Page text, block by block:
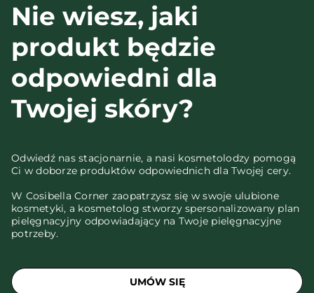
Nie wiesz, jaki
produkt będzie
odpowiedni dla
Twojej skóry?
Odwiedź nas stacjonarnie, a nasi kosmetolodzy pomogą
Ci w doborze produktów odpowiednich dla Twojej cery.
W Cosibella Corner zaopatrzysz się w swoje ulubione
kosmetyki, a kosmetolog stworzy spersonalizowany plan
pielęgnacyjny odpowiadający na Twoje pielęgnacyjne
potrzeby.
UMÓW SIĘ